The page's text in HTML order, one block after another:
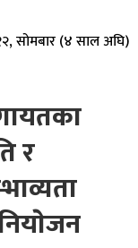
सोमबार (४ साल अघि)
र